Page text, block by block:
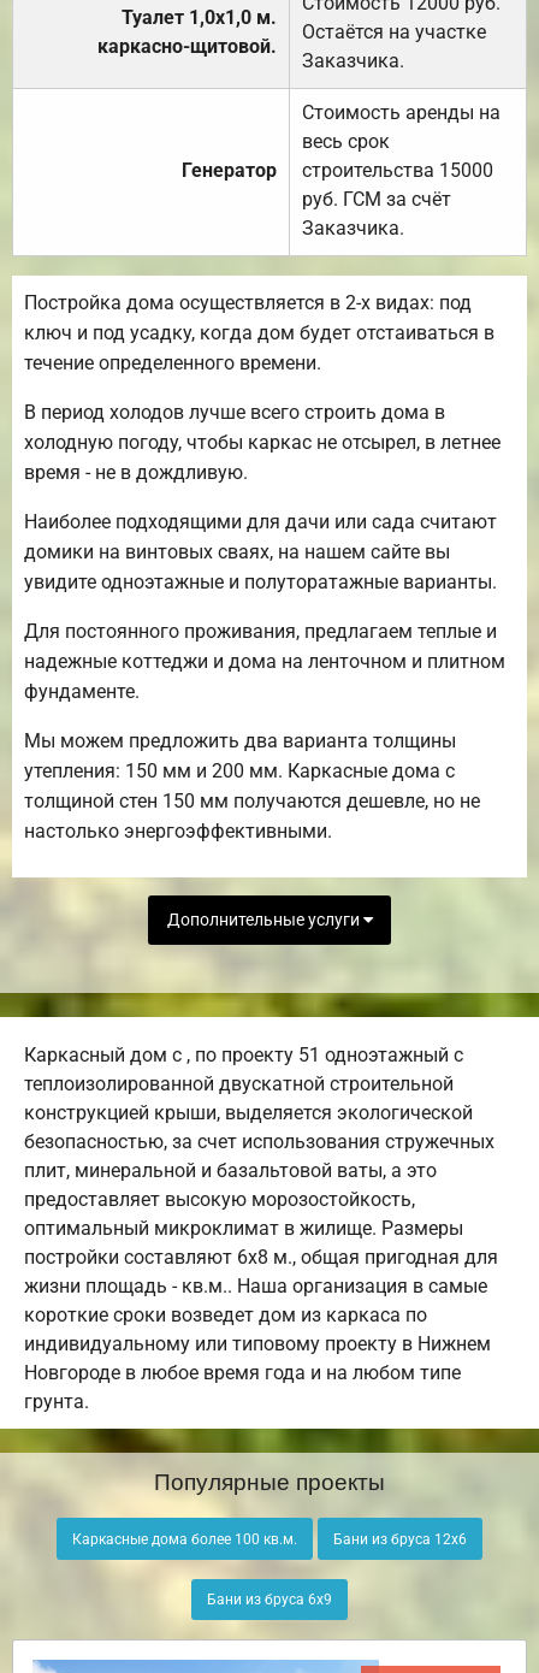
Туалет 1,0х1,0 м.
каркасно-щитовой.
Остаётся на участке
Заказчика.
Генератор
Стоимость аренды на
весь срок
строительства 15000
руб. ГСМ за счёт
Заказчика.
Постройка дома осуществляется в 2-х видах: под
ключ и под усадку, когда дом будет отстаиваться в
течение определенного времени.
В период холодов лучше всего строить дома в
холодную погоду, чтобы каркас не отсырел, в летнее
время - не в дождливую.
Наиболее подходящими для дачи или сада считают
домики на винтовых сваях, на нашем сайте вы
увидите одноэтажные и полуторатажные варианты.
Для постоянного проживания, предлагаем теплые и
надежные коттеджи и дома на ленточном и плитном
фундаменте.
Мы можем предложить два варианта толщины
утепления: 150 мм и 200 мм. Каркасные дома с
толщиной стен 150 мм получаются дешевле, но не
настолько энергоэффективными.
Дополнительные услуги
Каркасный дом с , по проекту 51 одноэтажный с
теплоизолированной двускатной строительной
конструкцией крыши, выделяется экологической
безопасностью, за счет использования стружечных
плит, минеральной и базальтовой ваты, а это
предоставляет высокую морозостойкость,
оптимальный микроклимат в жилище. Размеры
постройки составляют 6х8 м., общая пригодная для
жизни площадь - кв.м.. Наша организация в самые
короткие сроки возведет дом из каркаса по
индивидуальному или типовому проекту в Нижнем
Новгороде в любое время года и на любом типе
грунта.
Популярные проекты
Каркасные дома более 100 кв.м. Бани из бруса 12х6
Бани из бруса 6х9